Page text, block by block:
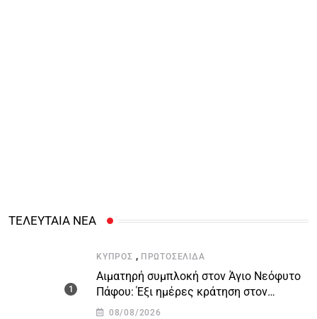
ΤΕΛΕΥΤΑΙΑ ΝΕΑ
ΚΎΠΡΟΣ , ΠΡΩΤΟΣΈΛΙΔΑ
Αιματηρή συμπλοκή στον Άγιο Νεόφυτο
Πάφου: Έξι ημέρες κράτηση στον
51χρονο μοναχό
08/08/2026